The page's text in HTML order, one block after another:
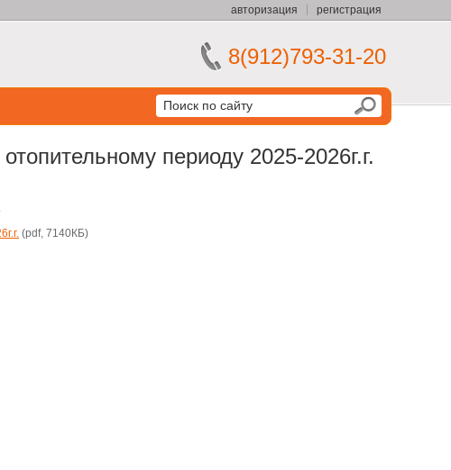
авторизация регистрация
8(912)793-31-20
периоду 2025-2026г.г.
(pdf, 7140КБ)